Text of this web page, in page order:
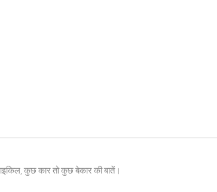
कुछ कार तो कुछ बेकार की बातें।